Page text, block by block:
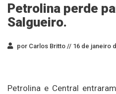
Petrolina perde
Salgueiro.
por Carlos Britto // 16 de janeiro
Petrolina e Central